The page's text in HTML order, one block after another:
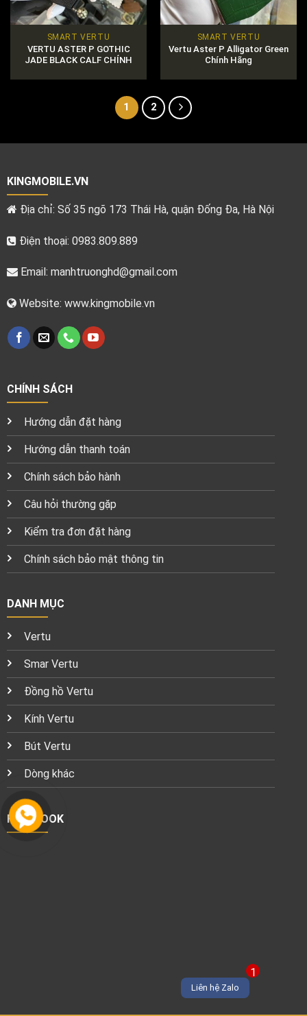
SMART VERTU
VERTU ASTER P GOTHIC
JADE BLACK CALF CHÍNH
SMART VERTU
Vertu Aster P Alligator Green
Chính Hãng
1 2
KINGMOBILE.VN
Địa chỉ: Số 35 ngõ 173 Thái Hà, quận Đống Đa, Hà Nội
Điện thoại: 0983.809.889
Email: manhtruonghd@gmail.com
Website: www.kingmobile.vn
CHÍNH SÁCH
Hướng dẫn đặt hàng
Hướng dẫn thanh toán
Chính sách bảo hành
Câu hỏi thường gặp
Kiểm tra đơn đặt hàng
Chính sách bảo mật thông tin
DANH MỤC
Vertu
Smar Vertu
Đồng hồ Vertu
Kính Vertu
Bút Vertu
Dòng khác
FACEBOOK
1
Liên hệ Zalo